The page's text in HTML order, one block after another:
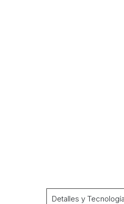
Detalles y